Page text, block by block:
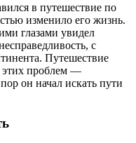
в путешествие по
изменило его жизнь.
глазами увидел
с
Путешествие
этих проблем —
он начал искать пути